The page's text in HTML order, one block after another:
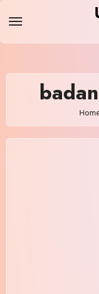
content